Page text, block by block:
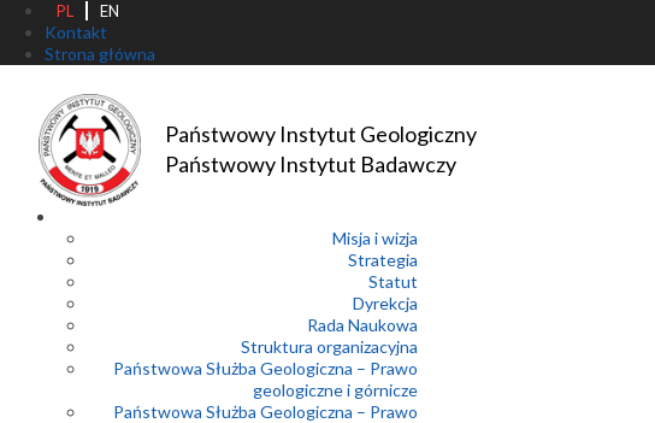
PL EN
Kontakt
Strona główna
Państwowy Instytut Geologiczny
Państwowy Instytut Badawczy
Misja i wizja
Strategia
Statut
Dyrekcja
Rada Naukowa
Struktura organizacyjna
Państwowa Służba Geologiczna – Prawo
geologiczne i górnicze
Państwowa Służba Geologiczna – Prawo